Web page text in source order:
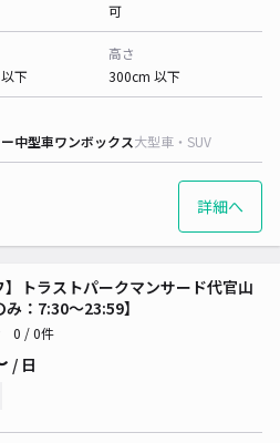
可
下
高さ
300cm 以下
中型車ワンボックス大型車・SUV
詳細へ
】トラストパークマンサード代官山
み：7:30～23:59】
0 / 0件
/ 日